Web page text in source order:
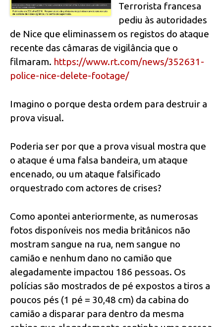
Terrorista francesa
pediu às autoridades
de Nice que eliminassem os registos do ataque
recente das câmaras de vigilância que o
filmaram. https://www.rt.com/news/352631-
police-nice-delete-footage/
Imagino o porque desta ordem para destruir a
prova visual.
Poderia ser por que a prova visual mostra que
o ataque é uma falsa bandeira, um ataque
encenado, ou um ataque falsificado
orquestrado com actores de crises?
Como apontei anteriormente, as numerosas
fotos disponíveis nos media britânicos não
mostram sangue na rua, nem sangue no
camião e nenhum dano no camião que
alegadamente impactou 186 pessoas. Os
polícias são mostrados de pé expostos a tiros a
poucos pés (1 pé = 30,48 cm) da cabina do
camião a disparar para dentro da mesma